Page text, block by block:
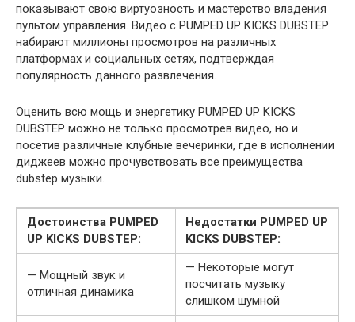
показывают свою виртуозность и мастерство владения
пультом управления. Видео с PUMPED UP KICKS DUBSTEP
набирают миллионы просмотров на различных
платформах и социальных сетях, подтверждая
популярность данного развлечения.
Оценить всю мощь и энергетику PUMPED UP KICKS
DUBSTEP можно не только просмотрев видео, но и
посетив различные клубные вечеринки, где в исполнении
диджеев можно прочувствовать все преимущества
dubstep музыки.
Достоинства PUMPED
UP KICKS DUBSTEP:
Недостатки PUMPED UP
KICKS DUBSTEP:
— Мощный звук и
отличная динамика
— Некоторые могут
посчитать музыку
слишком шумной